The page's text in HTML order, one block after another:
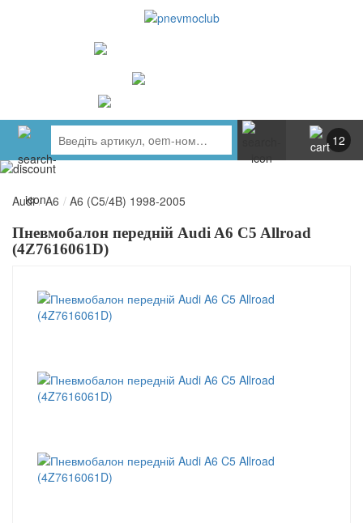
12
Audi / A6 / A6 (C5/4B) 1998-2005
Пневмобалон передній Audi A6 C5 Allroad
(4Z7616061D)